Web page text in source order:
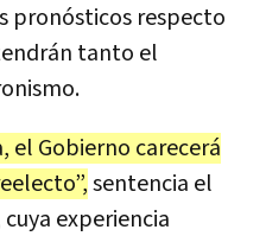
pronósticos respecto
án tanto el
.
, el Gobierno carecerá
”,sentencia el
cuya experiencia